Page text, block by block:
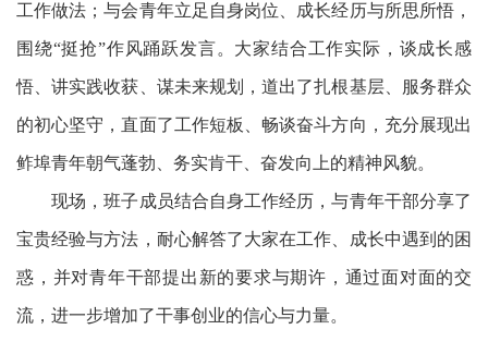
工作做法；与会青年立足自身岗位、成长经历与所思所悟，
围绕“挺抢”作风踊跃发言。大家结合工作实际，谈成长感
悟、讲实践收获、谋未来规划，道出了扎根基层、服务群众
的初心坚守，直面了工作短板、畅谈奋斗方向，充分展现出
鲊埠青年朝气蓬勃、务实肯干、奋发向上的精神风貌。
现场，班子成员结合自身工作经历，与青年干部分享了
宝贵经验与方法，耐心解答了大家在工作、成长中遇到的困
惑，并对青年干部提出新的要求与期许，通过面对面的交
流，进一步增加了干事创业的信心与力量。